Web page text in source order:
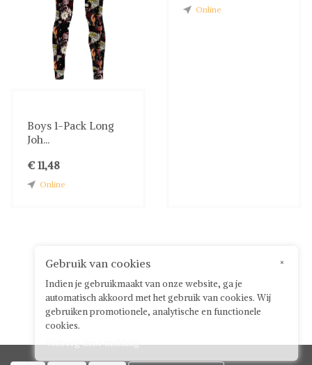
Boys 1-Pack Long
Joh...
€ 11,48
Online
Online
×
Gebruik van cookies
Indien je gebruikmaakt van onze website, ga je
automatisch akkoord met het gebruik van cookies. Wij
gebruiken promotionele, analytische en functionele
cookies.
Verberg deze melding